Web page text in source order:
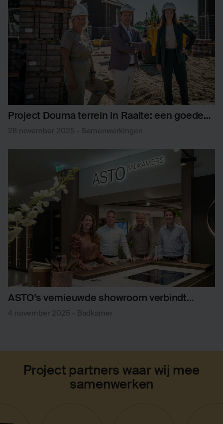
Project Douma terrein in Raalte: een goede
samenwerking opent deuren
28 november 2025 - Samenwerkingen
ASTO's vernieuwde showroom verbindt
koken met wellness
4 november 2025 - Badkamer
Project partners waar wij mee
samenwerken